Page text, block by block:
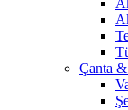
Çanta